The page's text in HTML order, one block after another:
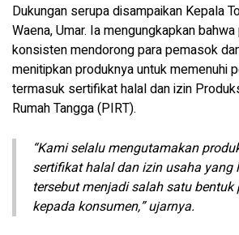
Dukungan serupa disampaikan Kepala
Waena, Umar. Ia mengungkapkan
konsisten mendorong para pemasok
menitipkan produknya untuk memenuhi
termasuk sertifikat halal dan izin
Rumah Tangga (PIRT).
“Kami selalu mengutamakan
sertifikat halal dan izin usaha yang
tersebut menjadi salah satu bentuk
kepada konsumen,” ujarnya.